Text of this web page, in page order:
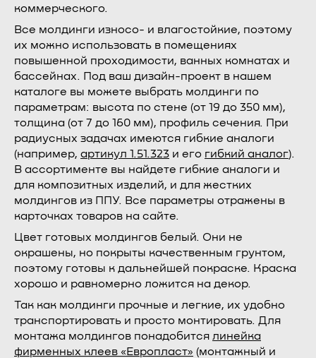
коммерческого.
Все молдинги износо- и влагостойкие, поэтому
их можно использовать в помещениях
повышенной проходимости, ванных комнатах и
бассейнах. Под ваш дизайн-проект в нашем
каталоге вы можете выбрать молдинги по
параметрам: высота по стене (от 19 до 350 мм),
толщина (от 7 до 160 мм), профиль сечения. При
радиусных задачах имеются гибкие аналоги
(например, артикул 1.51.323 и его гибкий аналог).
В ассортименте вы найдете гибкие аналоги и
для композитных изделий, и для жестких
молдингов из ППУ. Все параметры отражены в
карточках товаров на сайте.
Цвет готовых молдингов белый. Они не
окрашены, но покрыты качественным грунтом,
поэтому готовы к дальнейшей покраске. Краска
хорошо и равномерно ложится на декор.
Так как молдинги прочные и легкие, их удобно
транспортировать и просто монтировать. Для
монтажа молдингов понадобится линейка
фирменных клеев «Европласт» (монтажный и